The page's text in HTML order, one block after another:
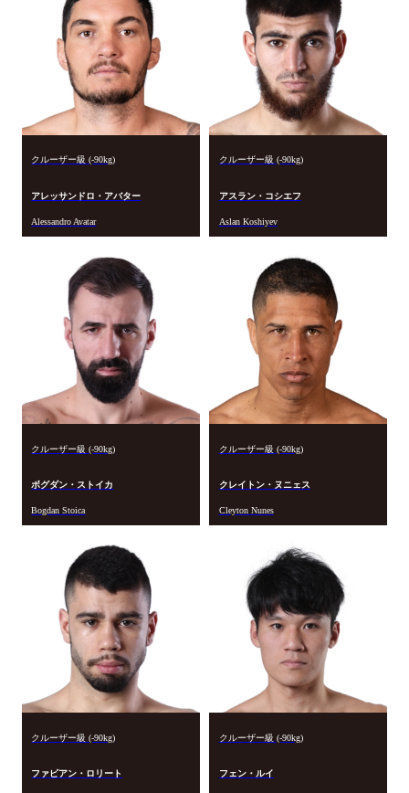
クルーザー級 (-90kg)
アレッサンドロ・アバター
Alessandro Avatar
クルーザー級 (-90kg)
アスラン・コシエフ
Aslan Koshiyev
クルーザー級 (-90kg)
ボグダン・ストイカ
Bogdan Stoica
クルーザー級 (-90kg)
クレイトン・ヌニェス
Cleyton Nunes
クルーザー級 (-90kg)
ファビアン・ロリート
クルーザー級 (-90kg)
フェン・ルイ